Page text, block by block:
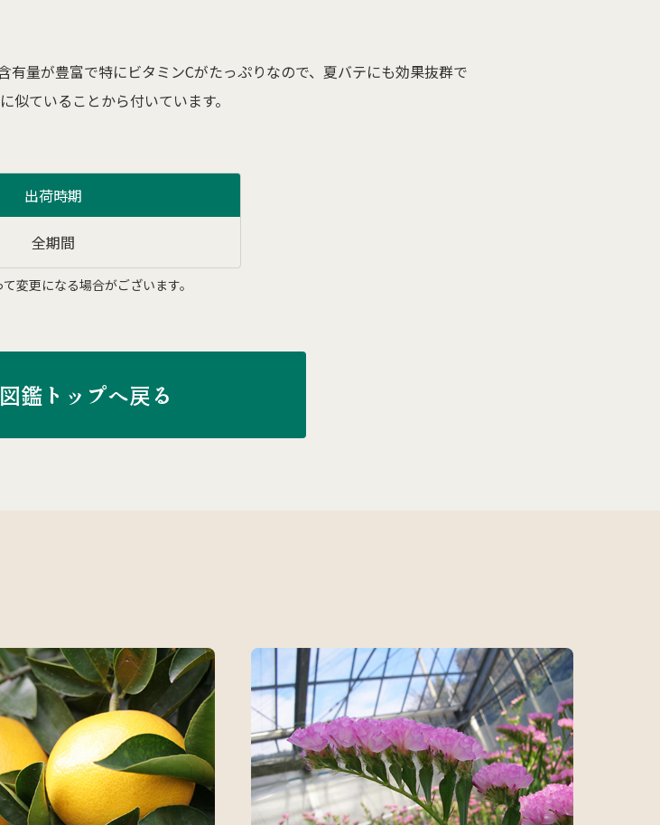
量が豊富で特にビタミンCがたっぷりなので、夏バテにも効果抜群で
ていることから付いています。
出荷時期
全期間
変更になる場合がございます。
鑑トップへ戻る